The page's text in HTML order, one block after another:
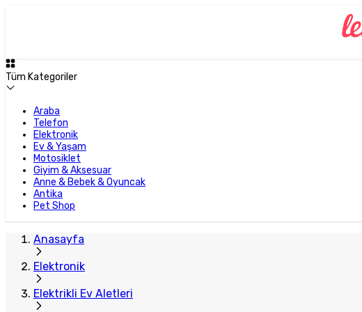
Tüm Kategoriler
Araba
Telefon
Elektronik
Ev & Yaşam
Motosiklet
Giyim & Aksesuar
Anne & Bebek & Oyuncak
Antika
Pet Shop
Anasayfa
Elektronik
Elektrikli Ev Aletleri